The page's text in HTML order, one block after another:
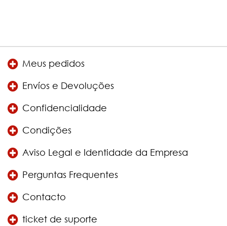
Meus pedidos
Envíos e Devoluções
Confidencialidade
Condições
Aviso Legal e Identidade da Empresa
Perguntas Frequentes
Contacto
ticket de suporte